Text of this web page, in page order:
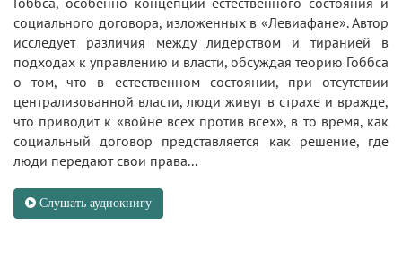
социального договора, изложенных в «Левиафане». Автор
исследует различия между лидерством и тиранией в
подходах к управлению и власти, обсуждая теорию Гоббса
о том, что в естественном состоянии, при отсутствии
централизованной власти, люди живут в страхе и вражде,
что приводит к «войне всех против всех», в то время, как
социальный договор представляется как решение, где
люди передают свои права...
Слушать аудиокнигу